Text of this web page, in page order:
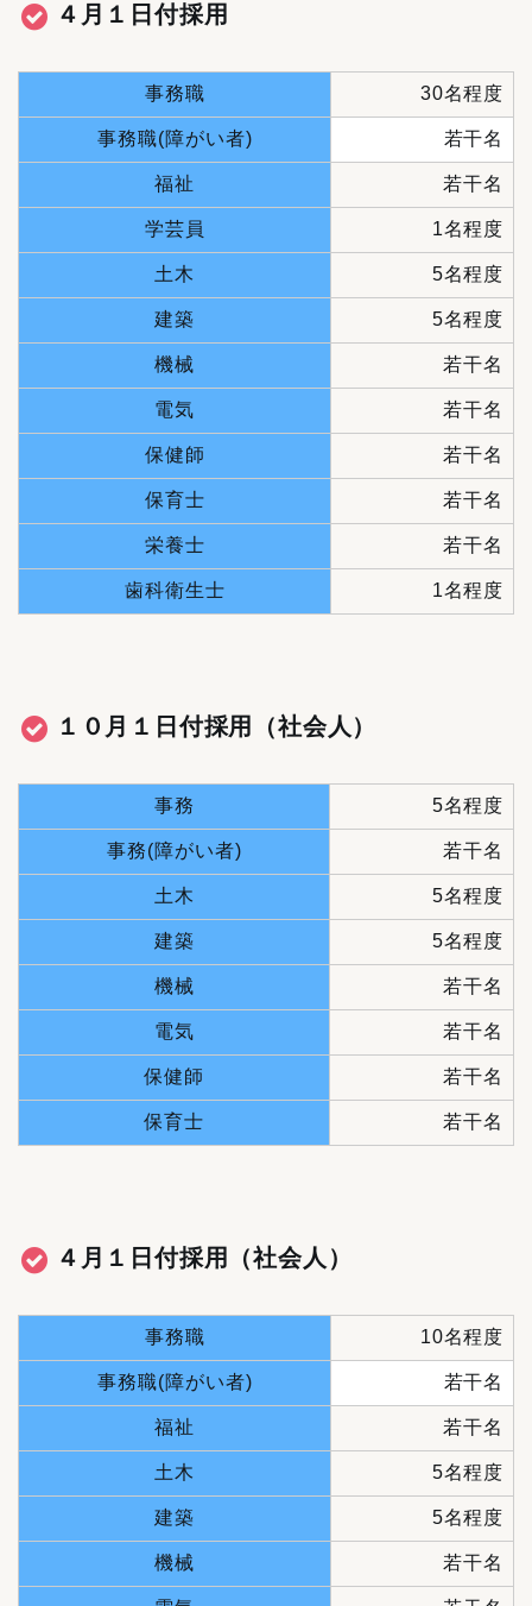
４月１日付採用
事務職 30名程度
事務職(障がい者) 若干名
福祉 若干名
学芸員 1名程度
土木 5名程度
建築 5名程度
機械 若干名
電気 若干名
保健師 若干名
保育士 若干名
栄養士 若干名
歯科衛生士 1名程度
１０月１日付採用（社会人）
事務 5名程度
事務(障がい者) 若干名
土木 5名程度
建築 5名程度
機械 若干名
電気 若干名
保健師 若干名
保育士 若干名
４月１日付採用（社会人）
事務職 10名程度
事務職(障がい者) 若干名
福祉 若干名
土木 5名程度
建築 5名程度
機械 若干名